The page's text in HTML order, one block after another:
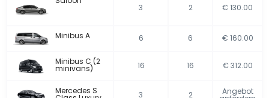
3 2 € 130.00
Minibus A 6 6 € 160.00
Minibus C (2
minivans) 16 16 € 312.00
Mercedes S 3 2 Angebot